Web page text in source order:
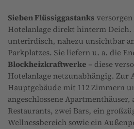
Sieben Flüssiggastanks
Hotelanlage direkt hinterm Deich.
unterirdisch, nahezu unsichtbar
Parkplatzes. Sie liefern u. a. die
Blockheizkraftwerke – diese
Hotelanlage netzunabhängig. Zur
Hauptgebäude mit 112 Zimmern
angeschlossene
Restaurants, zwei Bars, ein
Wellnessbereich sowie ein